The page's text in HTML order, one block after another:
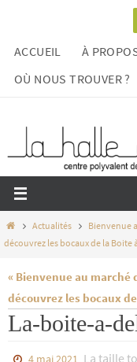
contenu
ACCUEIL À
OÙ NOUS TROUVER ?
HomeActualités
Bienvenue
découvrez les bocaux de la Boite
« Bienvenue au marché
découvrez les bocaux
La-boite-a-
4 mai 2021 La taille